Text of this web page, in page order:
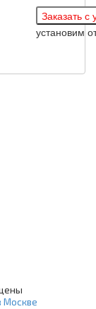
установим
Москве